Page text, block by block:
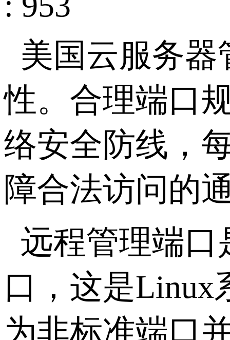
美国云服务
性。合理端口
络安全防线，
障合法访问的
远程管理端口
口，这是Linux
为非标准端口